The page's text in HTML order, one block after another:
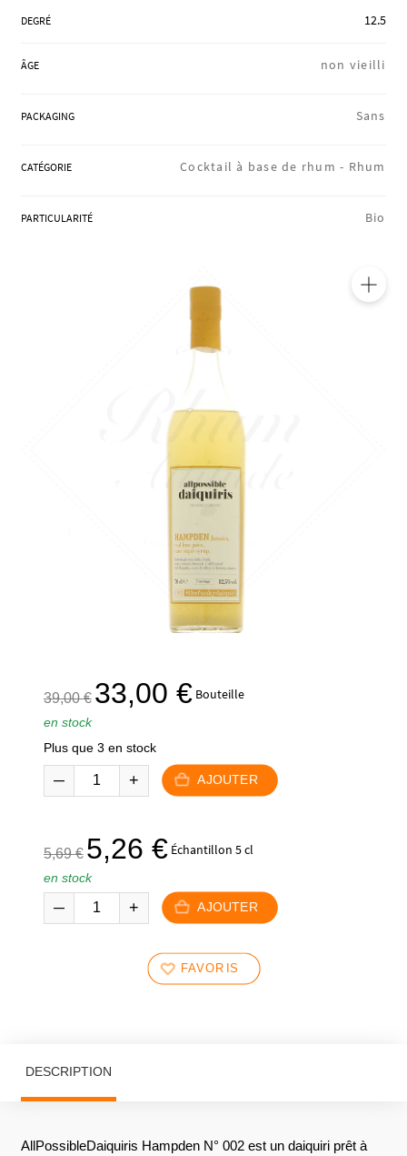
RÉGIONS
BOUTIQUE LOIRET
DEGRÉ 12.5
ÂGE non vieilli
PACKAGING Sans
CATÉGORIE Cocktail à base de rhum - Rhum
PARTICULARITÉ Bio
39,00€
Le
prix
était :
39,00 €.
33,00 €Le
prix
33,00 €.
Bouteille
en stock
Plus que 3 en stock
AJOUTER
5,69€
Le
prix
initial
était :
5,69 €.
5,26 €Le
prix
est :
5,26 €.
Échantillon 5 cl
en stock
AJOUTER
FAVORIS
DESCRIPTION
AllPossibleDaiquiris Hampden N° 002 est un daiquiri prêt à